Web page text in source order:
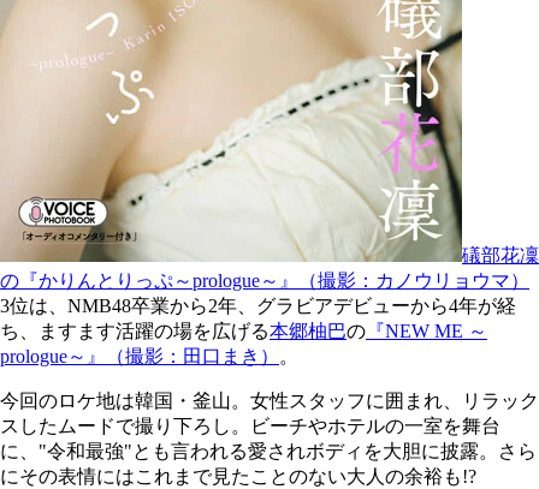
礒部花凜
の『かりんとりっぷ～prologue～』（撮影：カノウリョウマ）
3位は、NMB48卒業から2年、グラビアデビューから4年が経
ち、ますます活躍の場を広げる本郷柚巴の 『NEW ME ～
prologue～』（撮影：田口まき）
。
今回のロケ地は韓国・釜山。女性スタッフに囲まれ、リラック
スしたムードで撮り下ろし。ビーチやホテルの一室を舞台
に、"令和最強"とも言われる愛されボディを大胆に披露。さら
にその表情にはこれまで見たことのない大人の余裕も!?